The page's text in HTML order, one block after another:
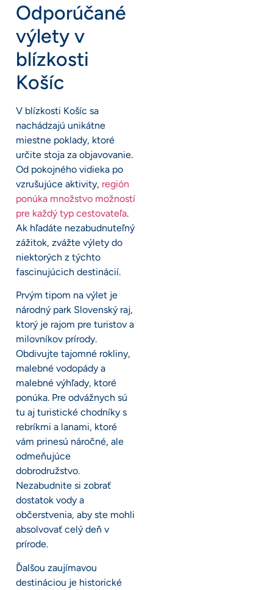
Odporúčané
výlety v
blízkosti
Košíc
V blízkosti Košíc sa
nachádzajú unikátne
miestne poklady, ktoré
určite stoja za objavovanie.
Od pokojného vidieka po
vzrušujúce aktivity, región
ponúka množstvo možností
pre každý typ cestovateľa.
Ak hľadáte nezabudnuteľný
zážitok, zvážte výlety do
niektorých z týchto
fascinujúcich destinácií.
Prvým tipom na výlet je
národný park Slovenský raj,
ktorý je rajom pre turistov a
milovníkov prírody.
Obdivujte tajomné rokliny,
malebné vodopády a
malebné výhľady, ktoré
ponúka. Pre odvážnych sú
tu aj turistické chodníky s
rebríkmi a lanami, ktoré
vám prinesú náročné, ale
odmeňujúce
dobrodružstvo.
Nezabudnite si zobrať
dostatok vody a
občerstvenia, aby ste mohli
absolvovať celý deň v
prírode.
Ďalšou zaujímavou
destináciou je historické